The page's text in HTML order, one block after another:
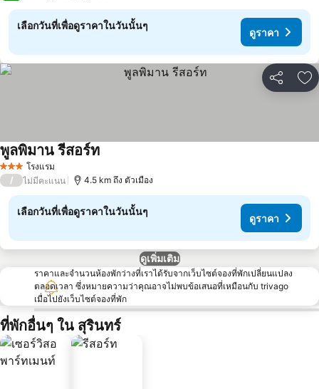
เลือกวันที่เพื่อดูราคาในวันนั้นๆ
ดูราคา
แชร์ เ
3 ดาว โรงแรม
พูลพิมาน รีสอร์ท
/ ไม่มีคะแนน 4.5 km ถึง ตัวเมือง
เลือกวันที่เพื่อดูราคาในวันนั้นๆ
ดูราคา
ดูเพิ่มเติม
ราคาและจำนวนห้องพักว่างที่เราได้รับจากเว็บไซต์จองที่พักเปลี่ยนแปลง
ตลอดเวลา ซึ่งหมายความว่าคุณอาจไม่พบข้อเสนอที่เหมือนกับ trivago
เมื่อไปยังเว็บไซต์จองที่พัก
ที่พักอื่นๆ ใน สุรินทร์